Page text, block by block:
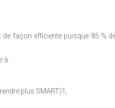
de façon efficiente puisque 85 %
à :
plus SMART)1,